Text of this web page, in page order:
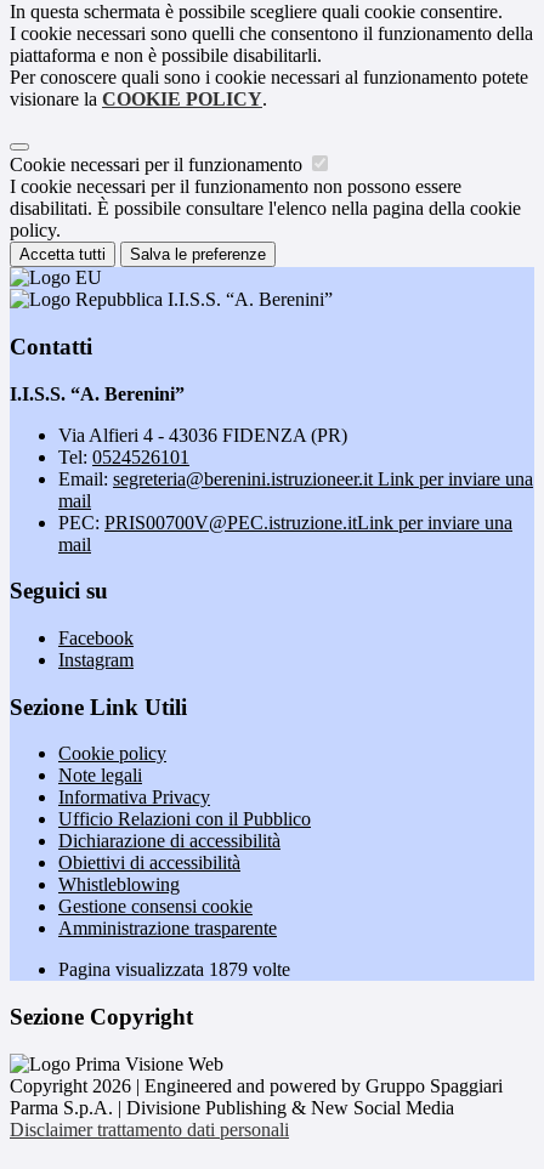
In questa schermata è possibile scegliere quali cookie consentire.
I cookie necessari sono quelli che consentono il funzionamento della
piattaforma e non è possibile disabilitarli.
Per conoscere quali sono i cookie necessari al funzionamento potete
visionare la COOKIE POLICY.
Cookie necessari per il funzionamento
I cookie necessari per il funzionamento non possono essere
disabilitati. È possibile consultare l'elenco nella pagina della cookie
policy.
Accetta tutti Salva le preferenze
I.I.S.S. “A. Berenini”
Contatti
I.I.S.S. “A. Berenini”
Via Alfieri 4 - 43036 FIDENZA (PR)
Tel: 0524526101
Email: segreteria@berenini.istruzioneer.it Link per inviare una
mail
PEC: PRIS00700V@PEC.istruzione.itLink per inviare una
mail
Seguici su
Facebook
Instagram
Sezione Link Utili
Cookie policy
Note legali
Informativa Privacy
Ufficio Relazioni con il Pubblico
Dichiarazione di accessibilità
Obiettivi di accessibilità
Whistleblowing
Gestione consensi cookie
Amministrazione trasparente
Pagina visualizzata 1879 volte
Sezione Copyright
Copyright 2026 | Engineered and powered by Gruppo Spaggiari
Parma S.p.A. | Divisione Publishing & New Social Media
Disclaimer trattamento dati personali